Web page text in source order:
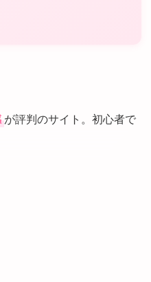
が評判のサイト。初心者で